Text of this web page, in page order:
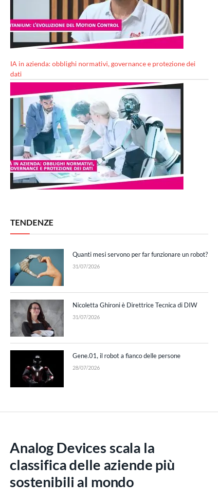
IA in azienda: obblighi normativi, governance e protezione dei
dati
TENDENZE
Quanti mesi servono per far funzionare un robot?
31/07/2026
Nicoletta Ghironi è Direttrice Tecnica di DIW
31/07/2026
Gene.01, il robot a fianco delle persone
28/07/2026
Analog Devices scala la
classifica delle aziende più
sostenibili al mondo